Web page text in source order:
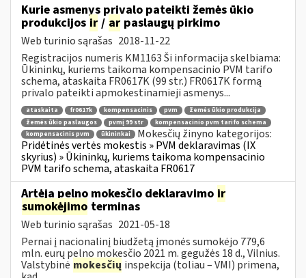
Kurie asmenys privalo pateikti žemės ūkio
produkcijos ir / ar paslaugų pirkimo
Web turinio sąrašas 2018-11-22
Registracijos numeris KM1163 Ši informacija skelbiama:
Ūkininkų, kuriems taikoma kompensacinio PVM tarifo
schema, ataskaita FR0617K (99 str.) FR0617K formą
privalo pateikti apmokestinamieji asmenys...
ataskaita fr0617k kompensacinis pvm
žemės ūkio produkcija
žemės ūkio paslaugos
pvmį 99 str
kompensacinio pvm tarifo schema
kompensacinis pvm
ūkininkai
Mokesčių žinyno kategorijos:
Pridėtinės vertės mokestis » PVM deklaravimas (IX
skyrius) » Ūkininkų, kuriems taikoma kompensacinio
PVM tarifo schema, ataskaita FR0617
Artėja pelno mokesčio deklaravimo ir
sumokėjimo terminas
Web turinio sąrašas 2021-05-18
Pernai į nacionalinį biudžetą įmonės sumokėjo 779,6
mln. eurų pelno mokesčio 2021 m. gegužės 18 d., Vilnius.
Valstybinė mokesčių inspekcija (toliau – VMI) primena,